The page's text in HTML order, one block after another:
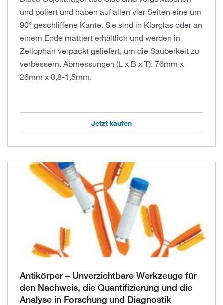
und poliert und haben auf allen vier Seiten eine um
90° geschliffene Kante. Sie sind in Klarglas oder an
einem Ende mattiert erhältlich und werden in
Zellophan verpackt geliefert, um die Sauberkeit zu
verbessern. Abmessungen (L x B x T): 76mm x
26mm x 0,8-1,5mm.
Jetzt kaufen
Antikörper – Unverzichtbare Werkzeuge für
den Nachweis, die Quantifizierung und die
Analyse in Forschung und Diagnostik